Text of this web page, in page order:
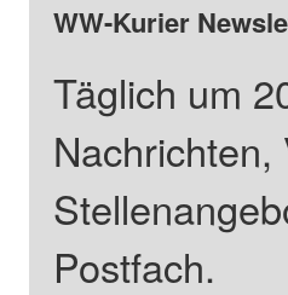
WW-Kurier
Täglich um
Postfach.